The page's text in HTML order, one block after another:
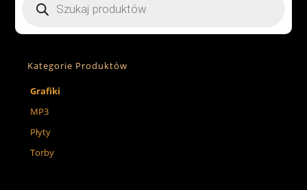
Kategorie Produktów
Grafiki
MP3
Płyty
Torby